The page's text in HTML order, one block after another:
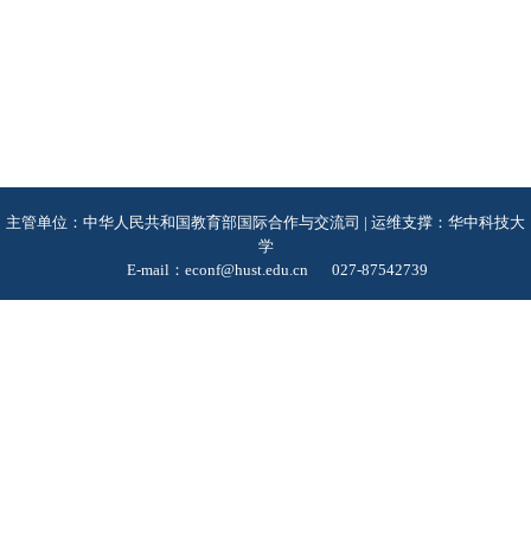
主管单位：中华人民共和国教育部国际合作与交流司 | 运维支撑：华中科技大
学
E-mail：econf@hust.edu.cn
027-87542739